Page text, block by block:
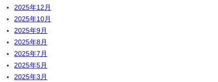
2025年12月
2025年10月
2025年9月
2025年8月
2025年7月
2025年5月
2025年3月